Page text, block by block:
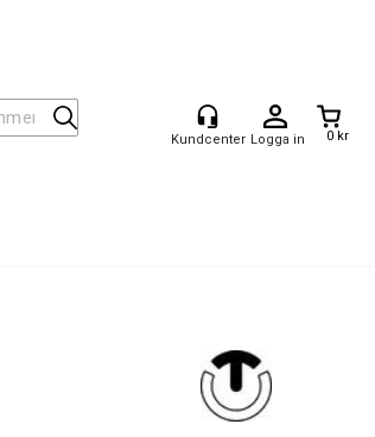
Logga in 0 kr